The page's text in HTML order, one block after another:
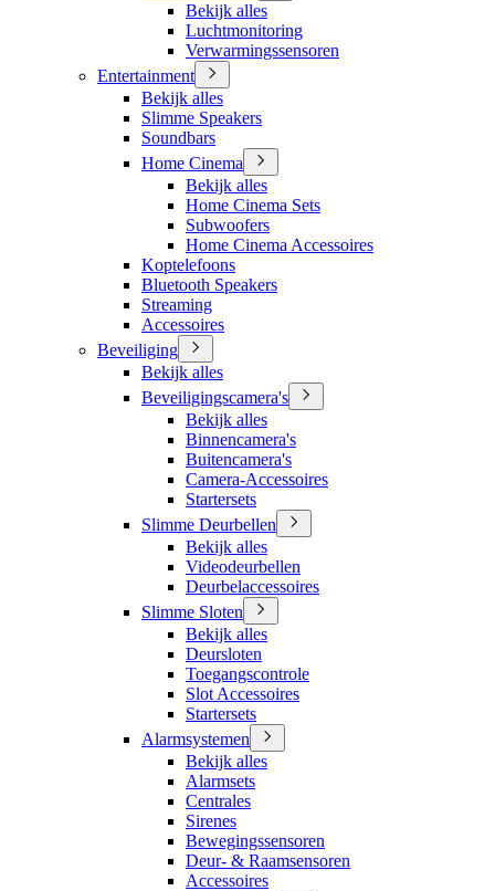
Bekijk alles
Luchtmonitoring
Verwarmingssensoren
Entertainment
Bekijk alles
Slimme Speakers
Soundbars
Home Cinema
Bekijk alles
Home Cinema Sets
Subwoofers
Home Cinema Accessoires
Koptelefoons
Bluetooth Speakers
Streaming
Accessoires
Beveiliging
Bekijk alles
Beveiligingscamera's
Bekijk alles
Binnencamera's
Buitencamera's
Camera-Accessoires
Startersets
Slimme Deurbellen
Bekijk alles
Videodeurbellen
Deurbelaccessoires
Slimme Sloten
Bekijk alles
Deursloten
Toegangscontrole
Slot Accessoires
Startersets
Alarmsystemen
Bekijk alles
Alarmsets
Centrales
Sirenes
Bewegingssensoren
Deur- & Raamsensoren
Accessoires